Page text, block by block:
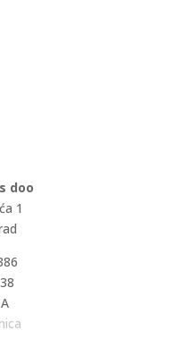
doo
1